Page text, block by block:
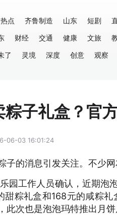
热点 齐鲁制造 山东 短剧
财经 交通 健康 文旅
了 灵境 深度 创意 观察
粽子礼盒？官
06-03 16:01:24
子的消息引发关注。不少
园工作人员确认，近期泡
甜粽礼盒和168元的咸粽
此次也是泡泡玛特推出月